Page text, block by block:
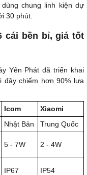
chung linh kiện dự
30 phút.
cái bền bỉ, giá tốt
Yên Phát đã triển khai
chiếm hơn 90% lựa
Icom
Xiaomi
Nhật Bản
Trung Quốc
5 - 7W 2 - 4W
IP67 IP54